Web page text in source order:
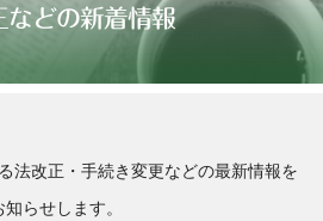
などの新着情報
法改正・手続き変更などの最新情報を
知らせします。